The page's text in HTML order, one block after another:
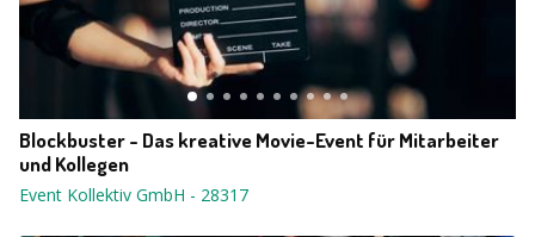
Blockbuster - Das kreative Movie-Event für Mitarbeiter
und Kollegen
Event Kollektiv GmbH - 28317